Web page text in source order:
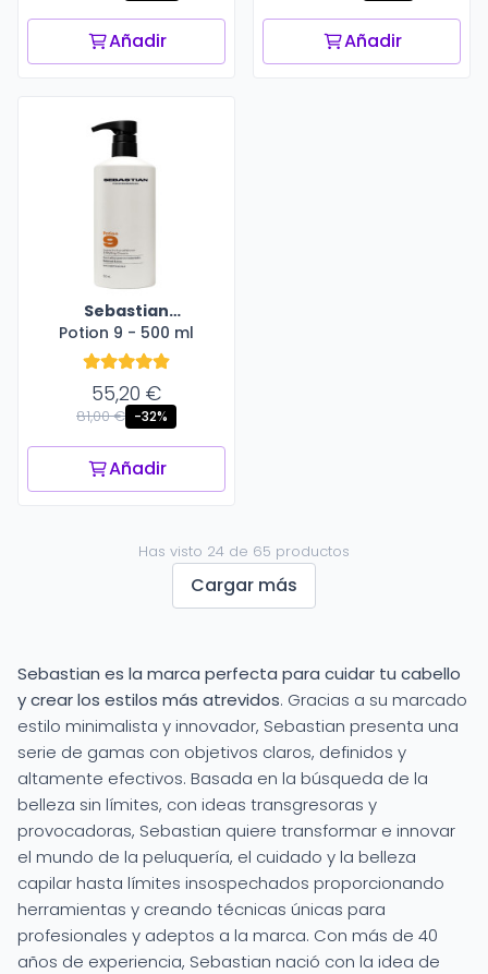
Añadir Añadir
Sebastian
Professional
Potion 9 - 500 ml
55,20 €
81,00 € -32%
Añadir
Has visto 24 de 65 productos
Cargar más
Sebastian es la marca perfecta para cuidar tu cabello
y crear los estilos más atrevidos. Gracias a su marcado
estilo minimalista y innovador, Sebastian presenta una
serie de gamas con objetivos claros, definidos y
altamente efectivos. Basada en la búsqueda de la
belleza sin límites, con ideas transgresoras y
provocadoras, Sebastian quiere transformar e innovar
el mundo de la peluquería, el cuidado y la belleza
capilar hasta límites insospechados proporcionando
herramientas y creando técnicas únicas para
profesionales y adeptos a la marca. Con más de 40
años de experiencia, Sebastian nació con la idea de